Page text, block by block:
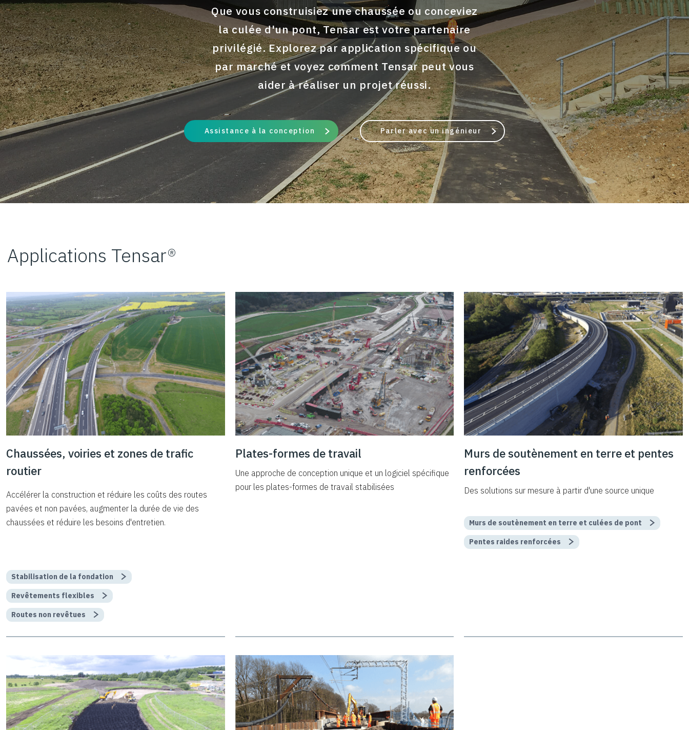
Que vous construisiez une chaussée ou conceviez
la culée d'un pont, Tensar est votre partenaire
privilégié. Explorez par application spécifique ou
par marché et voyez comment Tensar peut vous
aider à réaliser un projet réussi.
Assistance à la conception Parler avec un ingénieur
Applications Tensar®
Chaussées, voiries et zones de trafic
routier
Accélérer la construction et réduire les coûts des routes
pavées et non pavées, augmenter la durée de vie des
chaussées et réduire les besoins d'entretien.
Stabilisation de la fondation
Revêtements flexibles
Routes non revêtues
Plates-formes de travail
Une approche de conception unique et un logiciel spécifique
pour les plates-formes de travail stabilisées
Murs de soutènement en terre et pentes
renforcées
Des solutions sur mesure à partir d'une source unique
Murs de soutènement en terre et culées de pont
Pentes raides renforcées